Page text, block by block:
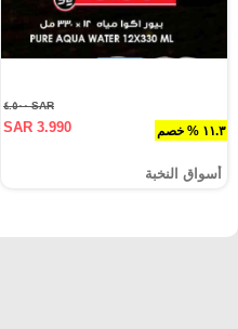
١١.٣ % خصم
SAR ٤.٥٠٠
SAR 3.990
أسواق النخبة